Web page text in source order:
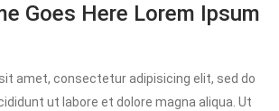
Goes Here Lorem Ipsum
sit amet, consectetur adipisicing elit, sed do
ut labore et dolore magna aliqua. Ut